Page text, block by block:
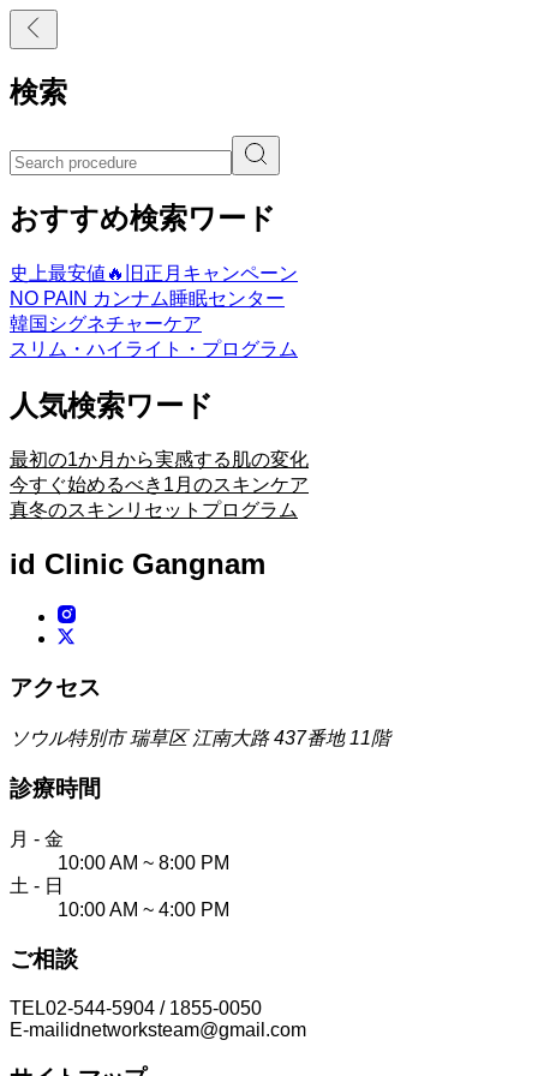
検索
おすすめ検索ワード
史上最安値🔥旧正月キャンペーン
NO PAIN カンナム睡眠センター
韓国シグネチャーケア
スリム・ハイライト・プログラム
人気検索ワード
最初の1か月から実感する肌の変化
今すぐ始めるべき1月のスキンケア
真冬のスキンリセットプログラム
id Clinic Gangnam
アクセス
ソウル特別市 瑞草区 江南大路 437番地 11階
診療時間
月 - 金
10:00 AM ~ 8:00 PM
土 - 日
10:00 AM ~ 4:00 PM
ご相談
TEL02-544-5904 / 1855-0050
E-mail idnetworksteam@gmail.com